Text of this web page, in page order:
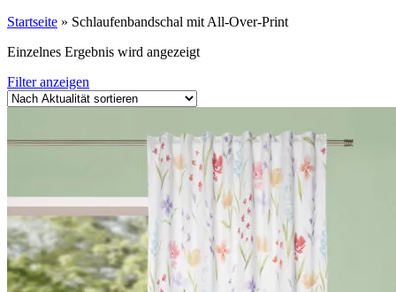
Startseite » Schlaufenbandschal mit All-Over-Print
Einzelnes Ergebnis wird angezeigt
Filter anzeigen